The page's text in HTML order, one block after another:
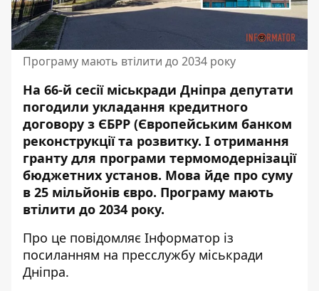
Програму мають втілити до 2034 року
На 66-й сесії міськради Дніпра депутати
погодили укладання кредитного
договору з ЄБРР (Європейським банком
реконструкції та розвитку. І отримання
гранту для програми термомодернізації
бюджетних установ. Мова йде про суму
в 25 мільйонів євро. Програму мають
втілити до 2034 року.
Про це повідомляє Інформатор із
посиланням на пресслужбу міськради
Дніпра.